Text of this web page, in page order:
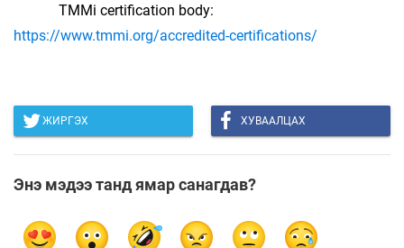
TMMi certification body:
https://www.tmmi.org/accredited-certifications/
ЖИРГЭХ ХУВААЛЦАХ
Энэ мэдээ танд ямар санагдав?